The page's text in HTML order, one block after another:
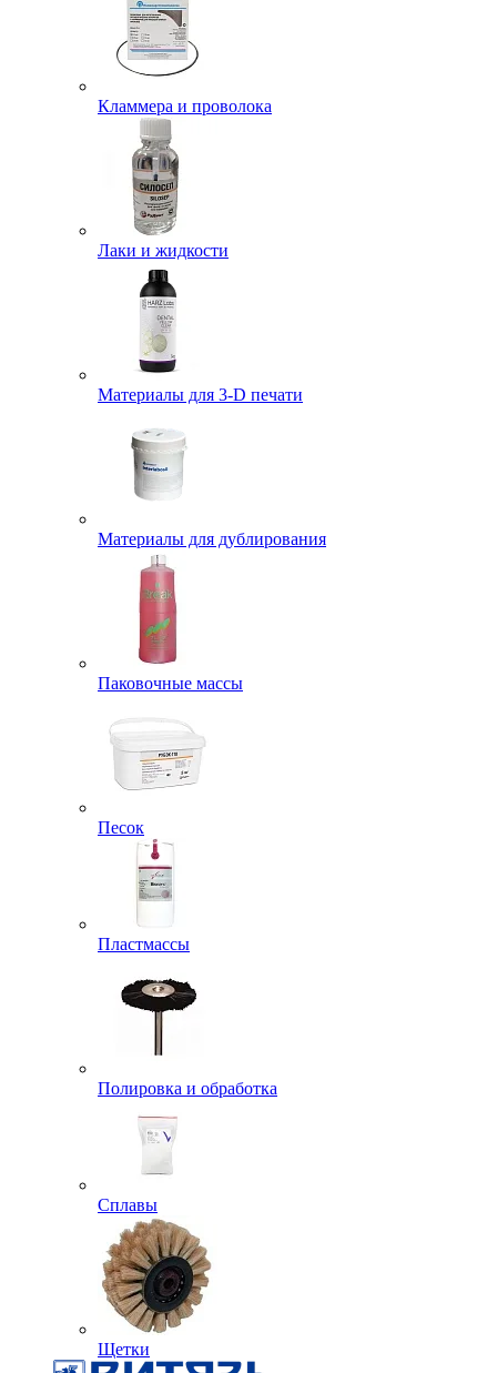
Кламмера и проволока
Лаки и жидкости
Материалы для 3-D печати
Материалы для дублирования
Паковочные массы
Песок
Пластмассы
Полировка и обработка
Сплавы
Щетки